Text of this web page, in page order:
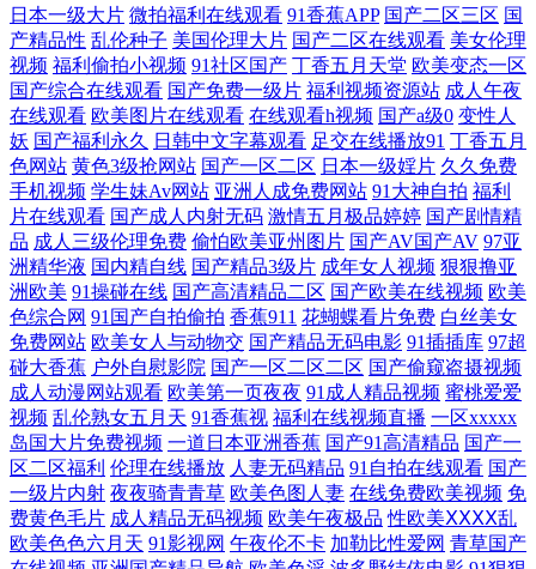
视频在线 人人人a∨av 殴美丝袜女同 青青草原成人在线免费 日韩福利电影
色中色综合导航 91妻激情 AV福利免费播放 av搬运工 91四虎影院视频在线
播放 91手机免费视频 91论坛视频 91豆花久久 69黄页网站 欧美色中色色中
色 色悠悠中文视频 日韩肏屄精品视频 香蕉国产 91n免费看导航 国产黑丝
视频 91工厂国产原创在线 国产欧美岛国 天天干日日舔 海外精品1区 涩99
热热99 97涩涩资源 先锋Aⅴ色网 91色噜噜狠狠色婷婷 国产盗摄资源网 五
月天色社区 91网视频 精品福利AV 天天日狠狠干 97午夜影院 尤物视频网
址 久久国产精品福利色欲 91老司机视频 欧美片1区 91中文字幕网 五月天
综合色图 福利姬91网站 欧美成人性爱美女91 欧美最新123区 丰满人妻一
日本一级大片 微拍福利在线观看 91香蕉APP 国产二区三区 国
产精品性 乱伦种子 美国伦理大片 国产二区在线观看 美女伦理
视频 福利偷拍小视频 91社区国产 丁香五月天堂 欧美变态一区
国产综合在线观看 国产免费一级片 福利视频资源站 成人午夜
在线观看 欧美图片在线观看 在线观看h视频 国产a级0 变性人
妖 国产福利永久 日韩中文字幕观看 足交在线播放91 丁香五月
色网站 黄色3级抢网站 国产一区二区 日本一级婬片 久久免费
手机视频 学生妹Av网站 亚洲人成免费网站 91大神自拍 福利
片在线观看 国产成人内射无码 激情五月极品婷婷 国产剧情精
品 成人三级伦理免费 偷怕欧美亚州图片 国产AV国产AV 97亚
洲精华液 国内精自线 国产精品3级片 成年女人视频 狠狠撸亚
洲欧美 91操碰在线 国产高清精品二区 国产欧美在线视频 欧美
色综合网 91国产自拍偷拍 香蕉911 花蝴蝶看片免费 白丝美女
免费网站 欧美女人与动物交 国产精品无码电影 91插插库 97超
碰大香蕉 户外自慰影院 国产一区二区二区 国产偷窥盗摄视频
成人动漫网站观看 欧美第一页夜夜 91成人精品视频 蜜桃爱爱
视频 乱伦熟女五月天 91香蕉视 福利在线视频直播 一区xxxxx
岛国大片免费视频 一道日本亚洲香蕉 国产91高清精品 国产一
区二区福利 伦理在线播放 人妻无码精品 91自拍在线观看 国产
一级片内射 夜夜骑青青草 欧美色图人妻 在线免费欧美视频 免
费黄色毛片 成人精品无码视频 欧美午夜极品 性欧美ⅩⅩⅩⅩ乱
欧美色色六月天 91影视网 午夜伦不卡 加勒比性爱网 青草国产